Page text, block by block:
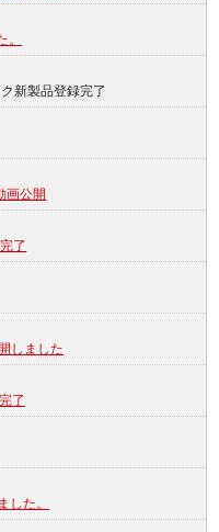
新製品登録完了
画公開
了
しました
了
した。